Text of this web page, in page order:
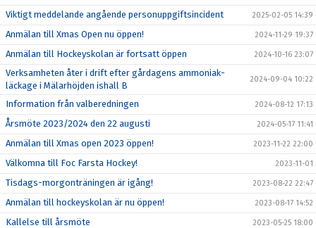
Viktigt meddelande angående personuppgiftsincident 2025-02-05 14:39
Anmälan till Xmas Open nu öppen! 2024-11-29 19:37
Anmälan till Hockeyskolan är fortsatt öppen 2024-10-16 23:07
Verksamheten åter i drift efter gårdagens ammoniak-
läckage i Mälarhöjden ishall B
2024-09-04 10:22
Information från valberedningen 2024-08-12 17:13
Årsmöte 2023/2024 den 22 augusti 2024-05-17 11:41
Anmälan till Xmas open 2023 öppen! 2023-11-22 22:00
Välkomna till Foc Farsta Hockey! 2023-11-01
Tisdags-morgonträningen är igång! 2023-08-22 22:47
Anmälan till hockeyskolan är nu öppen! 2023-08-17 14:52
Kallelse till årsmöte 2023-05-25 18:00